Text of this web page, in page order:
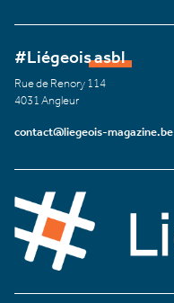
#Liégeois asbl
Rue de Renory 114
4031 Angleur
contact@liegeois-magazine.be